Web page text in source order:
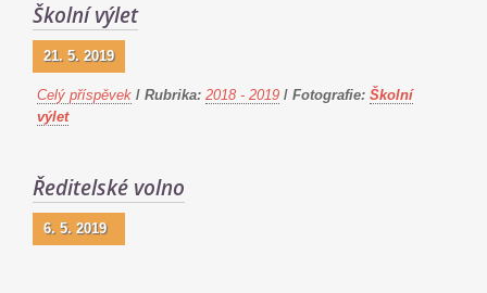
Školní výlet
21. 5. 2019
Celý příspěvek / Rubrika: 2018 - 2019 / Fotografie: Školní
výlet
Ředitelské volno
6. 5. 2019